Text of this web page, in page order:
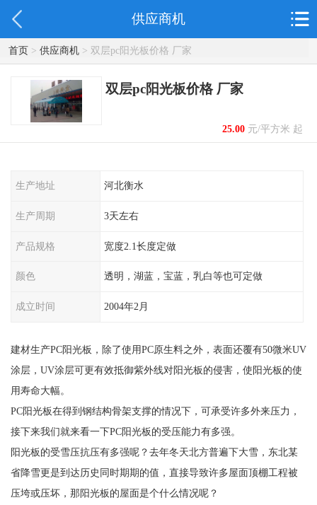
供应商机
首页> 供应商机> 双层pc阳光板价格 厂家
双层pc阳光板价格 厂家
25.00元/平方米 起
生产地址 河北衡水
生产周期 3天左右
产品规格 宽度2.1长度定做
颜色 透明，湖蓝，宝蓝，乳白等也可定做
成立时间 2004年2月
建材生产PC阳光板，除了使用PC原生料之外，表面还覆有50微米UV
涂层，UV涂层可更有效抵御紫外线对阳光板的侵害，使阳光板的使
用寿命大幅。
PC阳光板在得到钢结构骨架支撑的情况下，可承受许多外来压力，
接下来我们就来看一下PC阳光板的受压能力有多强。
阳光板的受雪压抗压有多强呢？去年冬天北方普遍下大雪，东北某
省降雪更是到达历史同时期期的值，直接导致许多屋面顶棚工程被
压垮或压坏，那阳光板的屋面是个什么情况呢？